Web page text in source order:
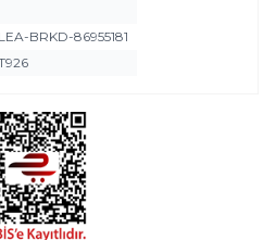
LEA-BRKD-86955181